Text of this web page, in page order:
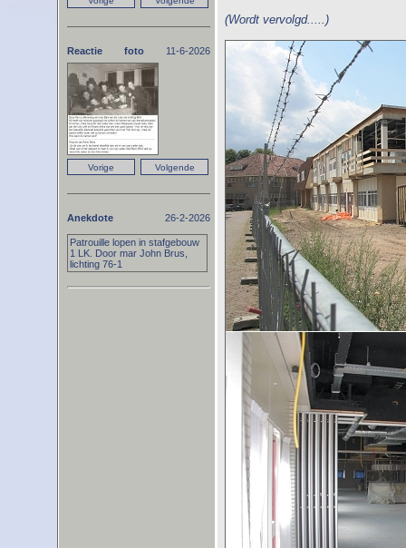
(Wordt vervolgd.....)
Reactie foto 11-6-2026
Anekdote 26-2-2026
Patrouille lopen in stafgebouw
1 LK. Door mar John Brus,
lichting 76-1